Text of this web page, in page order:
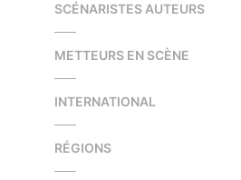
SCÉNARISTES AUTEURS
METTEURS EN SCÈNE
INTERNATIONAL
RÉGIONS